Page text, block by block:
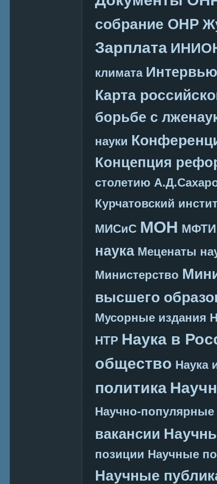
собрание ОНР
Зарплата
климата Интервью
Карта
борьбе с
науки
Концепция
столетию
Курчатовский
МИСиС МОН МФТИ
наука Меценаты
Министерство
высшего
Мусорные издания
НТР Наука в
общество Наука
политика
Научно-
вакансии
позиции Научные
Научные